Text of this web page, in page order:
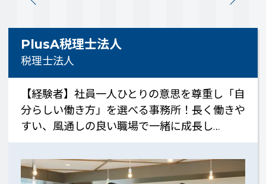
PlusA税理士法人
税理士法人
【経験者】社員一人ひとりの意思を尊重し「自
分らしい働き方」を選べる事務所！長く働きや
すい、風通しの良い職場で一緒に成長し…